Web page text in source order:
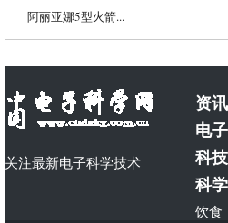
阿丽亚娜5型火箭...
关注最新电子科学技术
资讯
电子
科技
科学
饮食